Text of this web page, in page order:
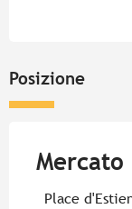
Posizione
Mercato
Place